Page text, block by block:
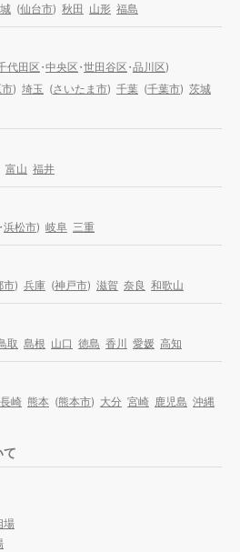
(仙台市) 秋田 山形 福島
代田区・中央区・世田谷区・品川区)
) 埼玉 (さいたま市) 千葉 (千葉市) 茨城
富山 福井
浜松市) 岐阜 三重
市) 兵庫 (神戸市) 滋賀 奈良 和歌山
取 島根 山口 徳島 香川 愛媛 高知
長崎 熊本 (熊本市) 大分 宮崎 鹿児島 沖縄
て
場